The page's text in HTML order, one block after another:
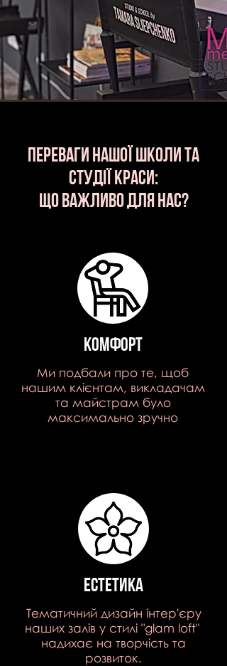
переваги нашої школи та
студії краси:
ЩО ВАЖЛИВО ДЛЯ НАС?
Комфорт
Ми подбали про те, щоб
нашим клієнтам, викладачам
та майстрам було
максимально зручно
естетика
Тематичний дизайн інтер'єру
наших залів у стилі "glam loft"
надихає на творчість та
розвиток.